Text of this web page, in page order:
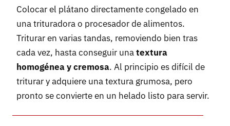
Colocar el plátano directamente congelado en
una trituradora o procesador de alimentos.
Triturar en varias tandas, removiendo bien tras
cada vez, hasta conseguir unatextura
homogénea y cremosa. Al principio es difícil de
triturar y adquiere una textura grumosa, pero
pronto se convierte en un helado listo para servir.